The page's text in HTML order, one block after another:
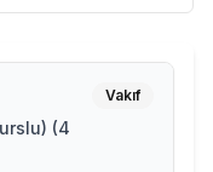
(4
Vakıf